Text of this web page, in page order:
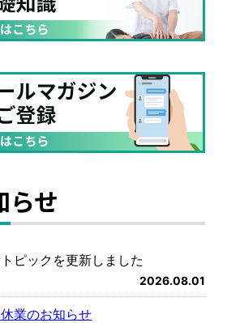
らせ
ピックを更新しました
2026.08.01
業のお知らせ